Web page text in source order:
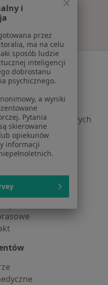
pacjentów
których
samodzielnie
wyszukiwania
i
przez
ma na celu
sposób ludzie
inteligencji
dobrostanu
psychicznego.
a wyniki
Pytania
skierowane
opiekunów
informacji